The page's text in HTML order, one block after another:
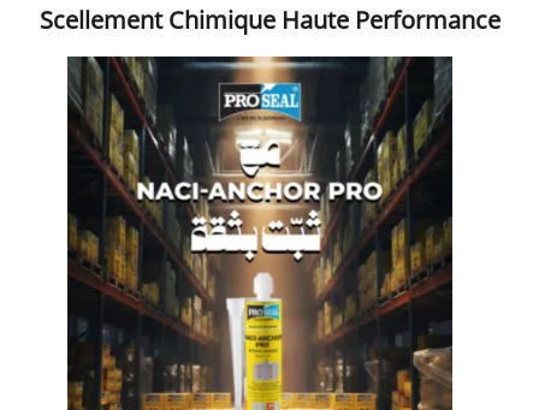
Boutique
Video
Scellement Chimique Haute Performance